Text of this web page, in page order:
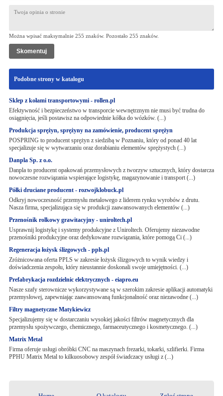
Można wpisać maksymalnie 255 znaków. Pozostało 255 znaków.
Podobne strony w katalogu
Sklep z kołami transportowymi - rollen.pl
Efektywność i bezpieczeństwo w transporcie wewnętrznym nie musi być trudna do
osiągnięcia, jeśli postawisz na odpowiednie kółka do wózków. (...)
Produkcja sprężyn, sprężyny na zamówienie, producent sprężyn
POSPRING to producent sprężyn z siedzibą w Poznaniu, który od ponad 40 lat
specjalizuje się w wytwarzaniu oraz dorabianiu elementów sprężystych (...)
Danpla Sp. z o.o.
Danpla to producent opakowań przemysłowych z tworzyw sztucznych, który dostarcza
nowoczesne rozwiązania wspierające logistykę, magazynowanie i transport (...)
Półki druciane producent - rozwojklobuck.pl
Odkryj nowoczesność przemysłu metalowego z liderem rynku wyrobów z drutu.
Nasza firma, specjalizująca się w produkcji zaawansowanych elementów (...)
Przenośnik rolkowy grawitacyjny - uniroltech.pl
Usprawnij logistykę i systemy produkcyjne z Uniroltech. Oferujemy niezawodne
przenośniki produkcyjne oraz dedykowane rozwiązania, które pomogą Ci (...)
Regeneracja łożysk ślizgowych - ppls.pl
Zróżnicowana oferta PPLS w zakresie łożysk ślizgowych to wynik wiedzy i
doświadczenia zespołu, który nieustannie doskonali swoje umiejętności. (...)
Prefabrykacja rozdzielnic elektrycznych - eiapro.eu
Nasze szafy sterownicze wykorzystywane są w szerokim zakresie aplikacji automatyki
przemysłowej, zapewniając zaawansowaną funkcjonalność oraz niezawodne (...)
Filtry magnetyczne Matykiewicz
Specjalizujemy się w dostarczaniu wysokiej jakości filtrów magnetycznych dla
przemysłu spożywczego, chemicznego, farmaceutycznego i kosmetycznego. (...)
Matrix Metal
Firma oferuje usługi obróbki CNC na maszynach frezarki, tokarki, szlifierki. Firma
PPHU Matrix Metal to kilkuosobowy zespół świadczacy usługi z (...)